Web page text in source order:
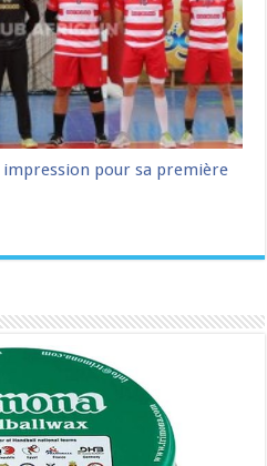
impression pour sa première